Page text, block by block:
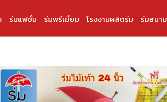
ร่มแฟชั่น ร่มพรีเมี่ยม โรงงานผลิตร่ม ร่มสนาม